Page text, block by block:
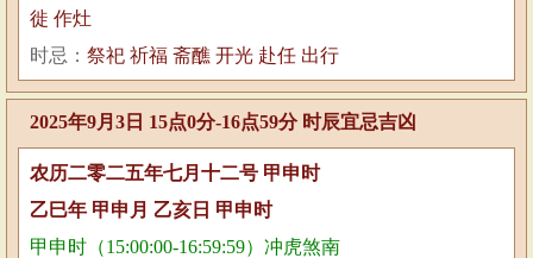
徙 作灶
时忌： 祭祀 祈福 斋醮 开光 赴任 出行
2025年9月3日 15点0分-16点59分 时辰宜忌吉凶
农历二零二五年七月十二号 甲申时
乙巳年 甲申月 乙亥日 甲申时
甲申时（15:00:00-16:59:59）冲虎煞南